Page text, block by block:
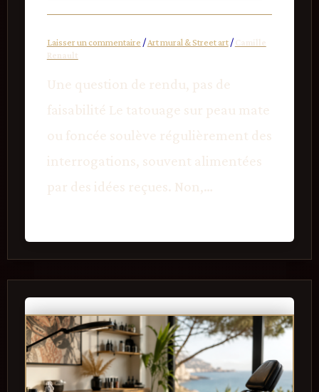
Laisser un commentaire / Art mural & Street art/ Camille
Renault
Une question de rendu, pas de
faisabilité Le tatouage sur peau mate
ou foncée soulève régulièrement des
interrogations, souvent alimentées
par des idées reçues. Non,…